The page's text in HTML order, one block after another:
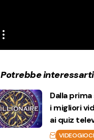
Potrebbe
Dalla
i migliori
ai quiz